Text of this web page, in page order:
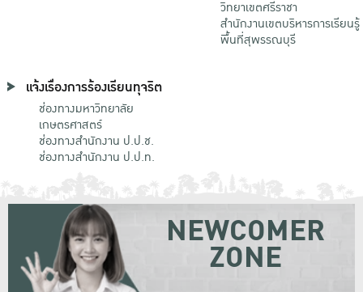
วิทยาเขตศรีราชา
สำนักงานเขตบริหารการเรียนรู้
พื้นที่สุพรรณบุรี
แจ้งเรื่องการร้องเรียนทุจริต
ช่องทางมหาวิทยาลัย
เกษตรศาสตร์
ช่องทางสำนักงาน ป.ป.ช.
ช่องทางสำนักงาน ป.ป.ท.
NEWCOMER
ZONE